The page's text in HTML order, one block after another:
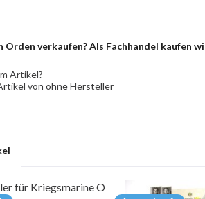
Orden verkaufen? Als Fachhandel kaufen
Artikel?
von ohne Hersteller